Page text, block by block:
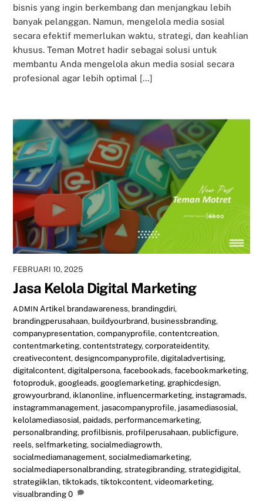
bisnis yang ingin berkembang dan menjangkau lebih
banyak pelanggan. Namun, mengelola media sosial
secara efektif memerlukan waktu, strategi, dan keahlian
khusus. Teman Motret hadir sebagai solusi untuk
membantu Anda mengelola akun media sosial secara
profesional agar lebih optimal […]
FEBRUARI 10, 2025
Jasa Kelola Digital Marketing
ADMIN Artikel brandawareness, brandingdiri,
brandingperusahaan, buildyourbrand, businessbranding,
companypresentation,companyprofile,contentcreation,
contentmarketing,contentstrategy,corporateidentity,
creativecontent,designcompanyprofile,digitaladvertising,
digitalcontent,digitalpersona,facebookads,facebookmarketing,
fotoproduk, googleads, googlemarketing, graphicdesign,
growyourbrand, iklanonline, influencermarketing, instagramads,
instagrammanagement, jasacompanyprofile, jasamediasosial,
kelolamediasosial, paidads, performancemarketing,
personalbranding, profilbisnis, profilperusahaan, publicfigure,
reels,selfmarketing,socialmediagrowth,
socialmediamanagement,socialmediamarketing,
socialmediapersonalbranding,strategibranding,strategidigital,
strategiiklan,tiktokads,tiktokcontent,videomarketing,
visualbranding 0